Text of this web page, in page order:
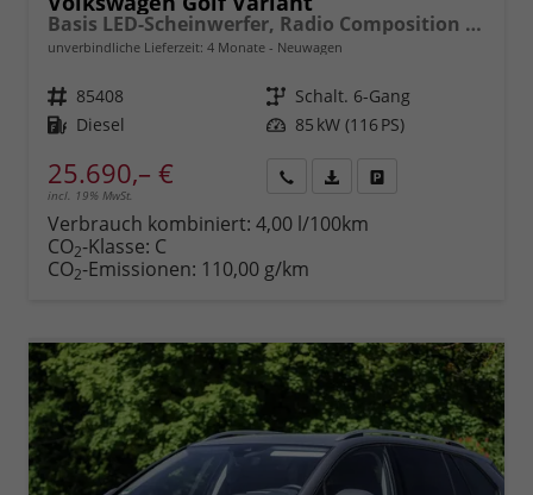
Basis LED-Scheinwerfer, Radio Composition 10,3" + Wireless App-Connect, Parksensoren vorne und hinten, Climatronic, M-Lederlenkrad, Digitales Cockpit, Reserverad, Dachreling uvm.
unverbindliche Lieferzeit: 4 Monate Neuwagen
Fahrzeugnr. 85408 Getriebe Schalt. 6-Gang
Kraftstoff Diesel Leistung 85 kW (116 PS)
25.690,– €
incl. 19% MwSt.
anfordern
Datei,
Verbrauch kombiniert: 4,00 l/100km
CO2-Klasse: C
CO2-Emissionen: 110,00 g/km